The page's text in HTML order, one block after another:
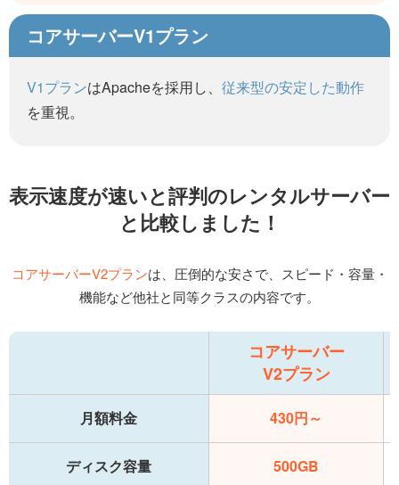
コアサーバーV1プラン
V1プランはApacheを採用し、 従来型の安定した動作
を重視。
表示速度が速いと評判のレンタルサーバー
と比較しました！
コアサーバーV2プランは、圧倒的な安さで、
スピード・容量・
機能など他社と同等クラスの内容です。
コアサーバー
V2プラン
月額料金 430円～
ディスク容量 500GB